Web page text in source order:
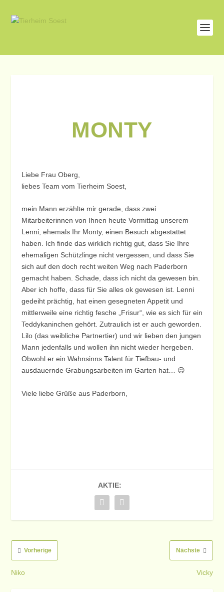
MONTY
Liebe Frau Oberg,
liebes Team vom Tierheim Soest,
mein Mann erzählte mir gerade, dass zwei
Mitarbeiterinnen von Ihnen heute Vormittag unserem
Lenni, ehemals Ihr Monty, einen Besuch abgestattet
haben. Ich finde das wirklich richtig gut, dass Sie Ihre
ehemaligen Schützlinge nicht vergessen, und dass Sie
sich auf den doch recht weiten Weg nach Paderborn
gemacht haben. Schade, dass ich nicht da gewesen bin.
Aber ich hoffe, dass für Sie alles ok gewesen ist. Lenni
gedeiht prächtig, hat einen gesegneten Appetit und
mittlerweile eine richtig fesche „Frisur“, wie es sich für ein
Teddykaninchen gehört. Zutraulich ist er auch geworden.
Lilo (das weibliche Partnertier) und wir lieben den jungen
Mann jedenfalls und wollen ihn nicht wieder hergeben.
Obwohl er ein Wahnsinns Talent für Tiefbau- und
ausdauernde Grabungsarbeiten im Garten hat… 😉
Viele liebe Grüße aus Paderborn,
AKTIE:
Vorherige
Niko
Nächste
Vicky